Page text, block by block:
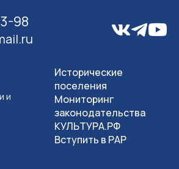
98
и
Исторические
поселения
Мониторинг
законодательства
КУЛЬТУРА.РФ
Вступить в РАР